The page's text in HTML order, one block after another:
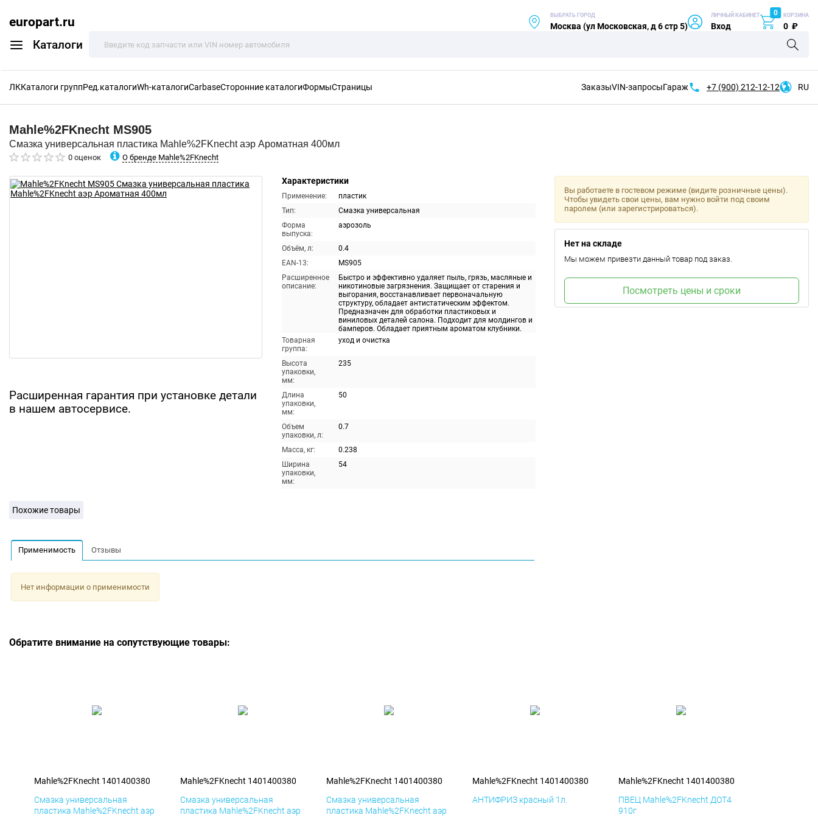
europart.ru
Каталоги
ВЫБРАТЬ ГОРОД
Москва (ул Московская, д 6 стр 5)
ЛИЧНЫЙ КАБИНЕТ
Вход
0 КОРЗИНА
0 ₽
ЛККаталоги группРед.каталогиWh-каталогиCarbaseСторонние каталогиФормыСтраницы ЗаказыVIN-запросыГараж +7 (900) 212-12-12 RU
Mahle%2FKnecht MS905
Смазка универсальная пластика Mahle%2FKnecht аэр Ароматная 400мл
0 оценок О бренде Mahle%2FKnecht
Расширенная гарантия при установке детали
в нашем автосервисе.
Характеристики
Применение:
пластик
Тип:
Смазка универсальная
Форма
выпуска:
аэрозоль
Объём, л:
0.4
EAN-13:
MS905
Расширенное
описание:
Быстро и эффективно удаляет пыль, грязь, масляные и
никотиновые загрязнения. Защищает от старения и
выгорания, восстанавливает первоначальную
структуру, обладает антистатическим эффектом.
Предназначен для обработки пластиковых и
виниловых деталей салона. Подходит для молдингов и
бамперов. Обладает приятным ароматом клубники.
Товарная
группа:
уход и очистка
Высота
упаковки,
мм:
235
Длина
упаковки,
мм:
50
Объем
упаковки, л:
0.7
Масса, кг:
0.238
Ширина
упаковки,
мм:
54
Вы работаете в гостевом режиме (видите розничные цены).
Чтобы увидеть свои цены, вам нужно войти под своим
паролем (или зарегистрироваться).
Нет на складе
Мы можем привезти данный товар под заказ.
Посмотреть цены и сроки
Похожие товары
Применимость Отзывы
Нет информации о применимости
Обратите внимание на сопутствующие товары:
Mahle%2FKnecht 1401400380
Смазка универсальная
пластика Mahle%2FKnecht аэр
Mahle%2FKnecht 1401400380
Смазка универсальная
пластика Mahle%2FKnecht аэр
Mahle%2FKnecht 1401400380
Смазка универсальная
пластика Mahle%2FKnecht аэр
Mahle%2FKnecht 1401400380
АНТИФРИЗ красный 1л.
Mahle%2FKnecht 1401400380
ПВЕЦ Mahle%2FKnecht ДОТ4
910г